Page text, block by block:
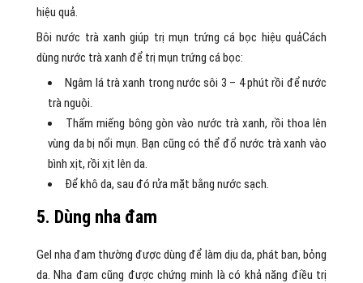
hiệu quả.
Bôi nước trà xanh giúp trị mụn trứng cá bọc hiệu quảCách
dùng nước trà xanh để trị mụn trứng cá bọc:
Ngâm lá trà xanh trong nước sôi 3 – 4 phút rồi để nước
trà nguội.
Thấm miếng bông gòn vào nước trà xanh, rồi thoa lên
vùng da bị nổi mụn. Bạn cũng có thể đổ nước trà xanh vào
bình xịt, rồi xịt lên da.
Để khô da, sau đó rửa mặt bằng nước sạch.
5. Dùng nha đam
Gel nha đam thường được dùng để làm dịu da, phát ban, bỏng
da. Nha đam cũng được chứng minh là có khả năng điều trị